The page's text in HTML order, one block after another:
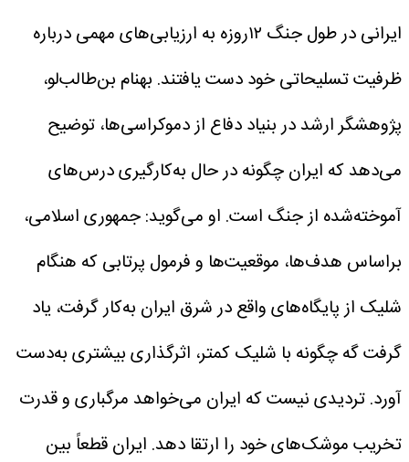
ایرانی در طول جنگ ۱۲روزه به ارزیابی‌های مهمی درباره
ظرفیت تسلیحاتی خود دست یافتند. بهنام بن‌طالب‌لو،
پژوهشگر ارشد در بنیاد دفاع از دموکراسی‌ها، توضیح
می‌دهد که ایران چگونه در حال به‌کارگیری درس‌های
آموخته‌شده از جنگ است. او می‌گوید: جمهوری اسلامی،
براساس هدف‌ها، موقعیت‌ها و فرمول پرتابی که هنگام
شلیک از پایگاه‌های واقع در شرق ایران به‌کار گرفت، یاد
گرفت گه چگونه با شلیک کمتر، اثرگذاری بیشتری به‌دست
آورد. تردیدی نیست که ایران می‌خواهد مرگباری و قدرت
تخریب موشک‌های خود را ارتقا دهد. ایران قطعاً بین